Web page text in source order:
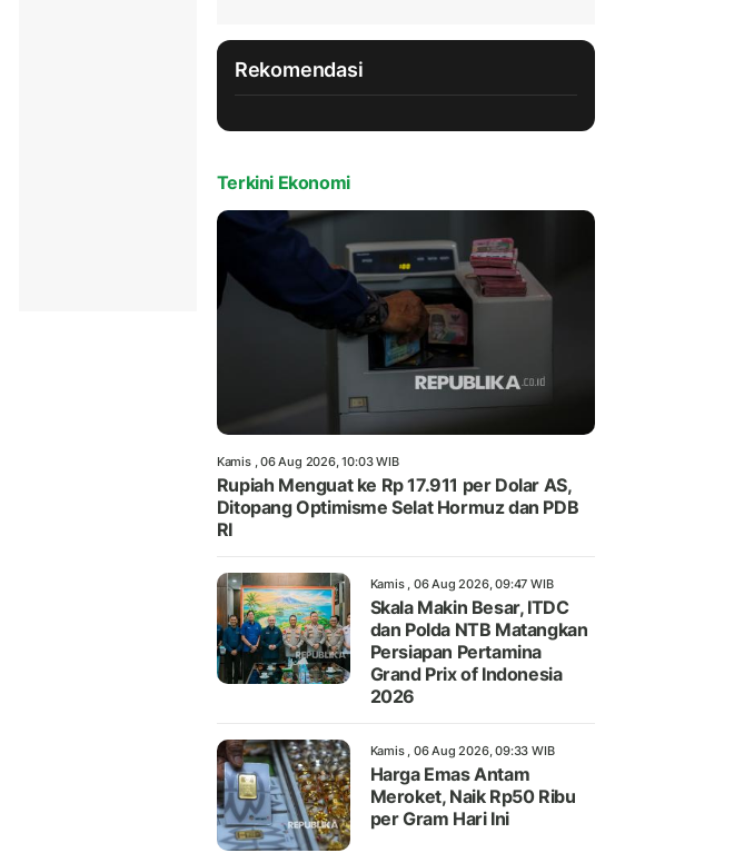
Rekomendasi
Terkini Ekonomi
Kamis , 06 Aug 2026, 10:03 WIB
Rupiah Menguat ke Rp 17.911 per Dolar AS,
Ditopang Optimisme Selat Hormuz dan PDB
RI
Kamis , 06 Aug 2026, 09:47 WIB
Skala Makin Besar, ITDC
dan Polda NTB Matangkan
Persiapan Pertamina
Grand Prix of Indonesia
2026
Kamis , 06 Aug 2026, 09:33 WIB
Harga Emas Antam
Meroket, Naik Rp50 Ribu
per Gram Hari Ini